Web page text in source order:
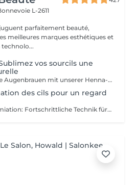
L-2611
parfaitement beauté,
vos sourcils une
Vervollkommnen Sie Ihre Augenbrauen mit unserer Henna-Färbung: Reiche und natürliche Farbe für perfekt definierte und langlebige Augenbrauen Entdecken Sie das Geheimnis für makellose Augenbrauen mit unserer Henna-Färbung. Reiche Farbe: Unsere Henna-Färbung bietet intensive, natürliche Farben, die Ihre Augenbrauen mit tiefen, eleganten Nuancen betonen. Perfekte Definition: Die Formel ist darauf ausgelegt, Ihre Augenbrauen präzise zu definieren und eine perfekt strukturierte und harmonische Form zu schaffen. Ausgezeichnete Haltbarkeit: Genießen Sie eine langanhaltende Farbe, die lebendig und widerstandsfähig bleibt, und bietet Ihnen einen makellosen Look über einen längeren Zeitraum. Die Färbung wird sorgfältig von unseren Kosmetikerinnen aufgetragen, darunter Meisterinnen Liseta, Fatima und Deborah, die für ein gleichmäßiges und natürliches Ergebnis sorgen. Gönnen Sie sich den Luxus perfekt definierter Augenbrauen und betonen Sie Ihren Blick wie nie zuvor.
des cils pour un regard
Lashes Lift - Wimpernlamiation: Fortschrittliche Technik für einen Verführerischen Blick Entdecken Sie die revolutionäre Technik des Lashes Lift, auch bekannt als Wimpernlamination, für einen intensivierten und perfekt definierten Blick. Technik: Lashes Lift ist eine raffinierte Methode, die Ihre Wimpern glättet, kräuselt und fixiert, um einen natürlichen, voluminösen und verlängerten Effekt zu erzielen. Genießen Sie eine elegante Krümmung, die mehrere Wochen hält, ohne dass Mascara oder ein Wimpernformer erforderlich sind. Verführerischer Blick: Die Wimpernlamination öffnet und intensiviert Ihren Blick mit perfekter Definition. Ihre Wimpern werden angehoben und fixiert, wodurch der Eindruck von längeren und volleren Wimpern entsteht, die Ihre Augen spektakulär betonen. Ausgezeichnete Haltbarkeit: Diese Technik bietet langanhaltende Ergebnisse, bei denen die Wimpern gekräuselt und voluminös bleiben und gleichzeitig widerstandsfähig gegenüber Feuchtigkeit und anderen Umwelteinflüssen sind. Der Lashes Lift wird sorgfältig von unseren Expertinnen durchgeführt: Liseta Fatima Francesca, die ein gleichmäßiges und natürliches Ergebnis garantieren. Gönnen Sie sich den Luxus eines perfekt definierten Blicks und lassen Sie Ihre Wimpern sich ausdrücken wie nie zuvor.